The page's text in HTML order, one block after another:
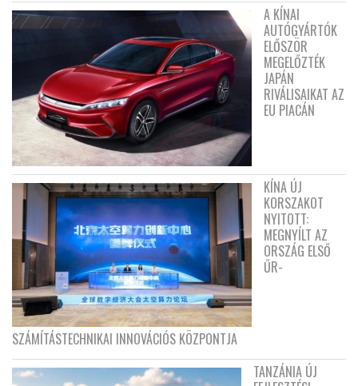
A KÍNAI
AUTÓGYÁRTÓK
ELŐSZÖR
MEGELŐZTÉK
JAPÁN
RIVÁLISAIKAT AZ
EU PIACÁN
KÍNA ÚJ
KORSZAKOT
NYITOTT:
MEGNYÍLT AZ
ORSZÁG ELSŐ
ŰR-
SZÁMÍTÁSTECHNIKAI INNOVÁCIÓS KÖZPONTJA
TANZÁNIA ÚJ